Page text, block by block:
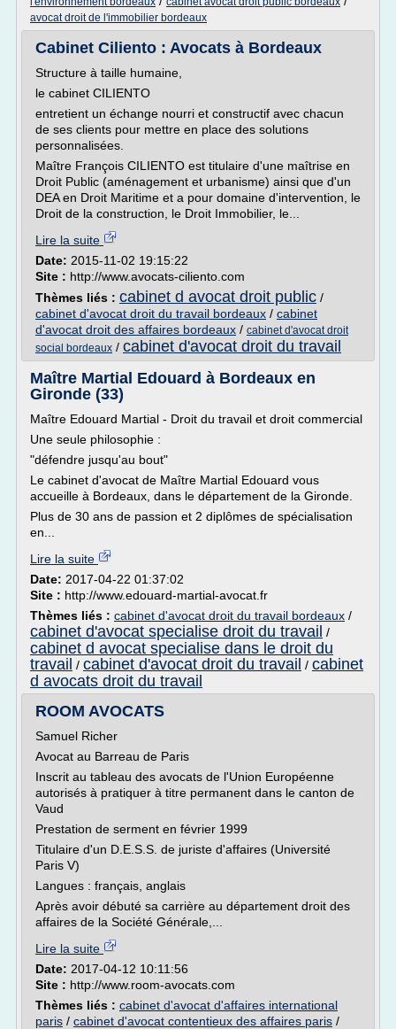
avocat droit de l'immobilier bordeaux
Cabinet Ciliento : Avocats à Bordeaux
Structure à taille humaine,
le cabinet CILIENTO
entretient un échange nourri et constructif avec chacun
de ses clients pour mettre en place des solutions
personnalisées.
Maître François CILIENTO est titulaire d'une maîtrise en
Droit Public (aménagement et urbanisme) ainsi que d'un
DEA en Droit Maritime et a pour domaine d'intervention, le
Droit de la construction, le Droit Immobilier, le...
Lire la suite
Date: 2015-11-02 19:15:22
Site : http://www.avocats-ciliento.com
Thèmes liés : cabinet d avocat droit public /
cabinet d'avocat droit du travail bordeaux / cabinet
d'avocat droit des affaires bordeaux / cabinet d'avocat droit
social bordeaux / cabinet d'avocat droit du travail
Maître Martial Edouard à Bordeaux en
Gironde (33)
Maître Edouard Martial - Droit du travail et droit commercial
Une seule philosophie :
"défendre jusqu'au bout"
Le cabinet d'avocat de Maître Martial Edouard vous
accueille à Bordeaux, dans le département de la Gironde.
Plus de 30 ans de passion et 2 diplômes de spécialisation
en...
Lire la suite
Date: 2017-04-22 01:37:02
Site : http://www.edouard-martial-avocat.fr
Thèmes liés : cabinet d'avocat droit du travail bordeaux /
cabinet d'avocat specialise droit du travail /
cabinet d avocat specialise dans le droit du
travail / cabinet d'avocat droit du travail / cabinet
d avocats droit du travail
ROOM AVOCATS
Samuel Richer
Avocat au Barreau de Paris
Inscrit au tableau des avocats de l'Union Européenne
autorisés à pratiquer à titre permanent dans le canton de
Vaud
Prestation de serment en février 1999
Titulaire d'un D.E.S.S. de juriste d'affaires (Université
Paris V)
Langues : français, anglais
Après avoir débuté sa carrière au département droit des
affaires de la Société Générale,...
Lire la suite
Date: 2017-04-12 10:11:56
Site : http://www.room-avocats.com
Thèmes liés : cabinet d'avocat d'affaires international
paris / cabinet d'avocat contentieux des affaires paris /